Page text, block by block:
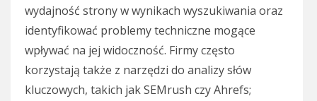
wydajność strony w wynikach wyszukiwania oraz
identyfikować problemy techniczne mogące
wpływać na jej widoczność. Firmy często
korzystają także z narzędzi do analizy słów
kluczowych, takich jak SEMrush czy Ahrefs;